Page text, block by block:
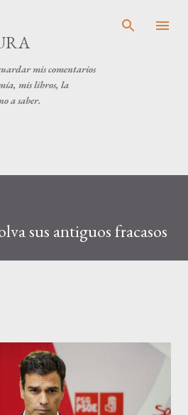
mis comentarios
mis libros, la
a saber.
sus antiguos fracasos